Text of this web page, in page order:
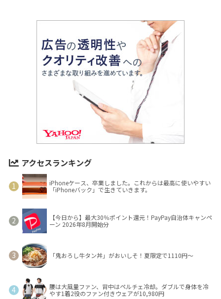
アクセスランキング
iPhoneケース、卒業しました。これからは最高に使いやすい
「iPhoneバック」で生きていきます。
【今日から】最大30％ポイント還元！PayPay自治体キャンペ
ーン 2026年8月開始分
「鬼おろし牛タン丼」がおいしそ！夏限定で1110円～
腰は大風量ファン、背中はペルチェ冷却。ダブルで身体を冷
やす1着2役のファン付きウェアが10,980円